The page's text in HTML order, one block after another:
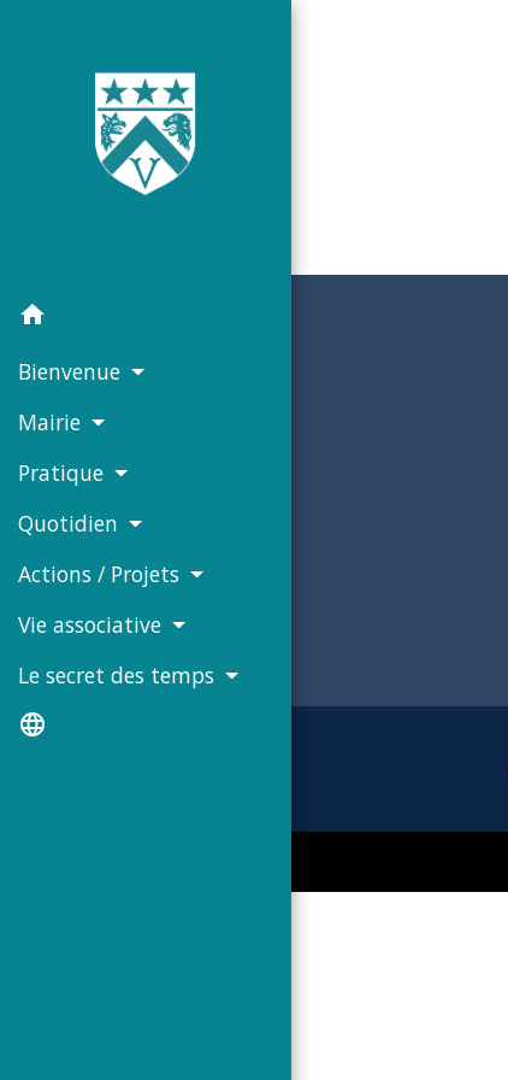
home
Bienvenue
Mairie
Pratique
Quotidien
Actions / Projets
Vie associative
Le secret des temps
language